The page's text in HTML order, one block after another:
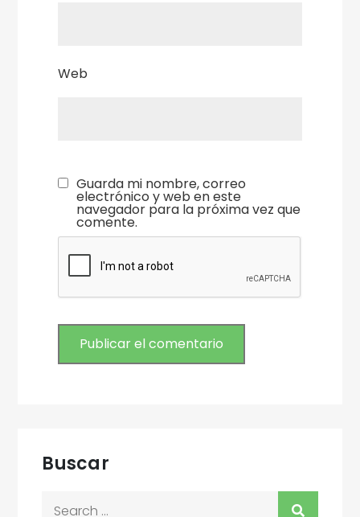
Web
Guarda mi nombre, correo
electrónico y web en este
navegador para la próxima vez que
comente.
Buscar